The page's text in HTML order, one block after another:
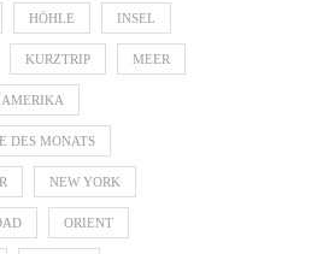
HÖHLE INSEL
KURZTRIP MEER
DES MONATS
NEW YORK
ORIENT